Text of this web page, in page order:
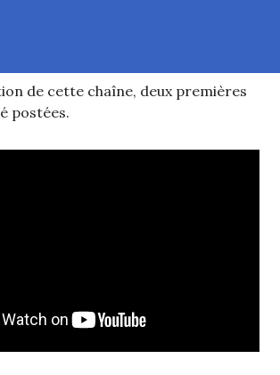
de cette chaîne, deux premières
postées.